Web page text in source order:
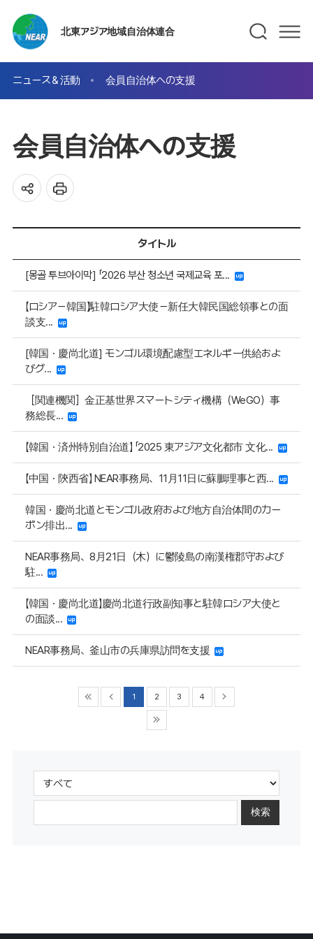
北東アジア地域自治体連合
ニュース＆活動 会員自治体への支援
会員自治体への支援
タイトル
[몽골 투브아이막] 「2026 부산 청소년 국제교육 포...
【ロシア－韓国】駐韓ロシア大使－新任大韓民国総領事との面
談支...
[韓国・慶尚北道] モンゴル環境配慮型エネルギー供給およ
びグ...
［関連機関］金正基世界スマートシティ機構（WeGO）事
務総長...
【韓国・済州特別自治道】 「2025 東アジア文化都市 文化...
【中国・陝西省】 NEAR事務局、11月11日に蘇鵬理事と西...
韓国・慶尚北道とモンゴル政府および地方自治体間のカー
ボン排出...
NEAR事務局、8月21日（木）に鬱陵島の南漢権郡守および
駐...
【韓国・慶尚北道】慶尚北道行政副知事と駐韓ロシア大使と
の面談...
NEAR事務局、釜山市の兵庫県訪問を支援
1 2 3 4
検索